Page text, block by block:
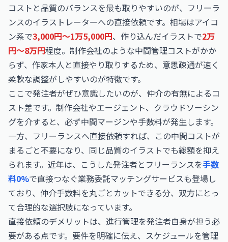
コストと品質のバランスを最も取りやすいのが、フリーラ
ンスのイラストレーターへの直接依頼です。相場はアイコ
ン系で3,000円〜1万5,000円、作り込んだイラストで2万
円〜8万円程度。制作会社のような中間管理コストがかか
らず、作家本人と直接やり取りするため、意思疎通が速く
柔軟な調整がしやすいのが特徴です。
ここで発注者がぜひ意識したいのが、仲介の有無によるコ
スト差です。制作会社やエージェント、クラウドソーシン
グを介すると、必ず中間マージンや手数料が発生します。
一方、フリーランスへ直接依頼すれば、この中間コストが
まるごと不要になり、同じ品質のイラストでも総額を抑え
られます。近年は、こうした発注者とフリーランスを手数
料0%で直接つなぐ業務委託マッチングサービスも登場し
ており、仲介手数料を丸ごとカットできる分、双方にとっ
て合理的な選択肢になっています。
直接依頼のデメリットは、進行管理を発注者自身が担う必
要がある点です。要件を明確に伝え、スケジュールを管理